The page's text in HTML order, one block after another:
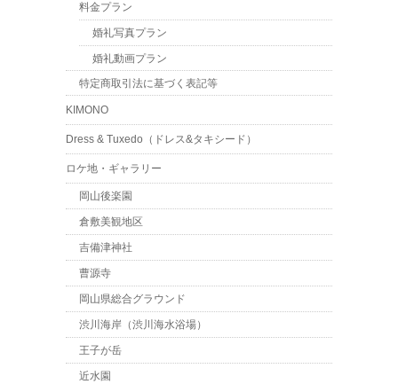
料金プラン
婚礼写真プラン
婚礼動画プラン
特定商取引法に基づく表記等
KIMONO
Dress & Tuxedo（ドレス&タキシード）
ロケ地・ギャラリー
岡山後楽園
倉敷美観地区
吉備津神社
曹源寺
岡山県総合グラウンド
渋川海岸（渋川海水浴場）
王子が岳
近水園